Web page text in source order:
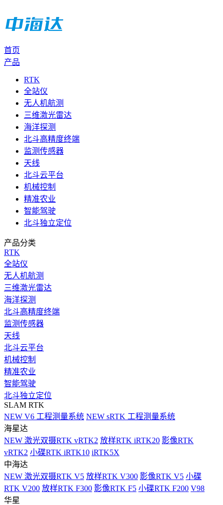
首页
产品
RTK
全站仪
无人机航测
三维激光雷达
海洋探测
北斗高精度终端
监测传感器
天线
北斗云平台
机械控制
精准农业
智能驾驶
北斗独立定位
产品分类
RTK
全站仪
无人机航测
三维激光雷达
海洋探测
北斗高精度终端
监测传感器
天线
北斗云平台
机械控制
精准农业
智能驾驶
北斗独立定位
SLAM RTK
NEW V6 工程测量系统 NEW sRTK 工程测量系统
海星达
NEW 激光双摄RTK vRTK2 放样RTK iRTK20 影像RTK
vRTK2 小碟RTK iRTK10 iRTK5X
中海达
NEW 激光双摄RTK V5 放样RTK V300 影像RTK V5 小碟
RTK V200 放样RTK F300 影像RTK F5 小碟RTK F200 V98
华星